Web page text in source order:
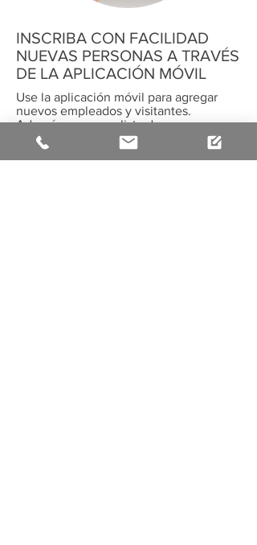
INSCRIBA CON FACILIDAD
NUEVAS PERSONAS A TRAVÉS
DE LA APLICACIÓN MÓVIL
Use la aplicación móvil para agregar
nuevos empleados y visitantes.
Además, cree una lista de personas no
autorizadas y elimine antiguos
empleados fácilmente.